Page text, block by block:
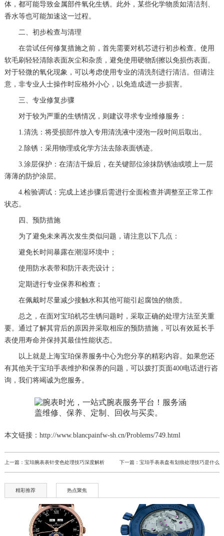
体，都可能导致金属部件氧化生锈。此外，某些化学物质如清洁剂、
香水等也可能加速这一过程。
二、初步检查与清理
在尝试任何修复措施之前，首先需要对机芯进行初步检查。使用
软毛刷轻轻清除表面灰尘和杂质，避免使用硬物刮擦以免损伤表面。
对于轻微的氧化现象，可以考虑使用专业的清洗剂进行清洁。但请注
意，非专业人士操作时应格外小心，以免造成进一步损害。
三、专业修复步骤
对于较为严重的生锈情况，则建议寻求专业维修服务：
1.清洗：将受损部件放入专用清洗液中浸泡一段时间后取出。
2.除锈：采用物理或化学方法去除表面锈迹。
3.涂层保护：在清洁干燥后，在关键部位涂抹防锈油或喷上一层
薄薄的防护涂层。
4.检验调试：完成上述步骤后需进行全面检查并调整至正常工作
状态。
四、预防措施
为了避免未来再次发生类似问题，请注意以下几点：
避免长时间暴露在潮湿环境中；
使用防水表带和防汗表壳设计；
定期进行专业保养和检查；
在佩戴时尽量减少接触水和其他可能引起腐蚀的物质。
总之，在面对宝珀机芯生锈问题时，采取正确的处理方法至关重
要。通过了解其背后的原因并采取相应的预防措施，可以有效延长手
表使用寿命并保持其最佳性能状态。
以上就是上海宝珀保养服务中心为您分享的精彩内容。如果您还
有其他关于宝珀手表维护和保养的问题，可以拨打页面400电话进行咨
询，我们将竭诚为您服务。
本文链接：http://www.blancpainfw-sh.cn/Problems/749.html
上一篇： 宝珀腕表表针变色处理技巧深度解析 下一篇：宝珀手表表盘有划痕处理技巧是什么
精彩推荐 热点聚焦